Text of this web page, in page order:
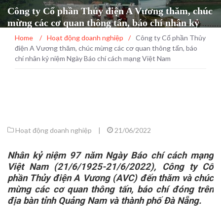
Công ty Cổ phần Thủy điện A Vương thăm, chúc
mừng các cơ quan thông tấn, báo chí nhân kỷ
niệm Ngày Báo chí cách mạng Việt Nam
Home / Hoạt động doanh nghiệp / Công ty Cổ phần Thủy
điện A Vương thăm, chúc mừng các cơ quan thông tấn, báo
chí nhân kỷ niệm Ngày Báo chí cách mạng Việt Nam
Hoạt động doanh nghiệp | 21/06/2022
Nhân kỷ niệm 97 năm Ngày Báo chí cách mạng
Việt Nam (21/6/1925-21/6/2022), Công ty Cổ
phần Thủy điện A Vương (AVC) đến thăm và chúc
mừng các cơ quan thông tấn, báo chí đóng trên
địa bàn tỉnh Quảng Nam và thành phố Đà Nẵng.